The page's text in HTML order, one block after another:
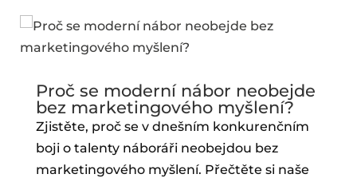
Proč se moderní nábor neobejde
bez marketingového myšlení?
Zjistěte, proč se v dnešním konkurenčním
boji o talenty náboráři neobejdou bez
marketingového myšlení. Přečtěte si naše